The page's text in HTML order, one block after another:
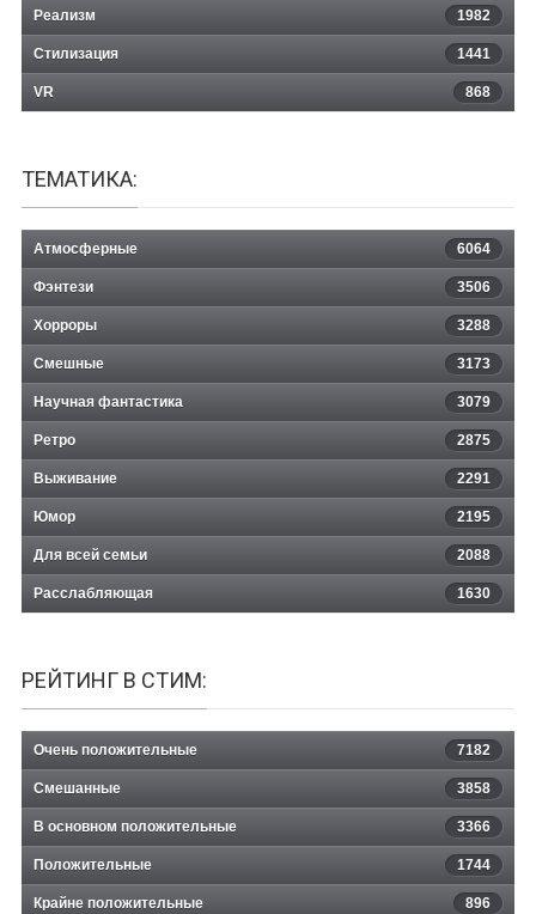
Реализм 1982
Стилизация 1441
VR 868
ТЕМАТИКА:
Атмосферные 6064
Фэнтези 3506
Хорроры 3288
Смешные 3173
Научная фантастика 3079
Ретро 2875
Выживание 2291
Юмор 2195
Для всей семьи 2088
Расслабляющая 1630
РЕЙТИНГ В СТИМ:
Очень положительные 7182
Смешанные 3858
В основном положительные 3366
Положительные 1744
Крайне положительные 896